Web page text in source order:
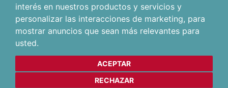
interés en nuestros productos y servicios y
personalizar las interacciones de marketing, para
mostrar anuncios que sean más relevantes para
usted.
ACEPTAR
RECHAZAR